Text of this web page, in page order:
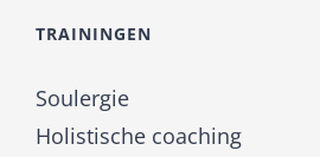
TRAININGEN
Soulergie
Holistische coaching